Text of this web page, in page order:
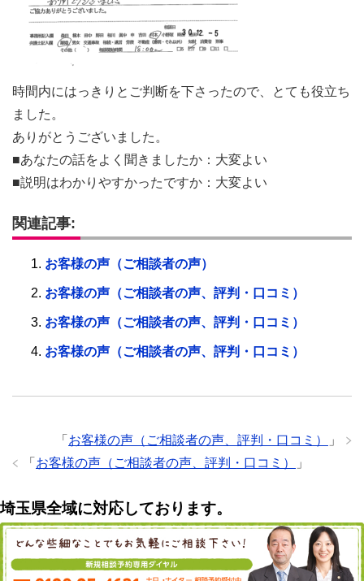
時間内にはっきりとご判断を下さったので、とても役立ち
ました。
ありがとうございました。
■あなたの話をよく聞きましたか：大変よい
■説明はわかりやすかったですか：大変よい
関連記事:
お客様の声（ご相談者の声）
お客様の声（ご相談者の声、評判・口コミ）
お客様の声（ご相談者の声、評判・口コミ）
お客様の声（ご相談者の声、評判・口コミ）
「 お客様の声（ご相談者の声、評判・口コミ）
」
「 お客様の声（ご相談者の声、評判・口コミ） 」
埼玉県全域に対応しております。